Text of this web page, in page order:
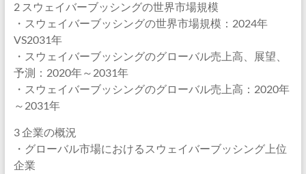
2 スウェイバーブッシングの世界市場規模
・スウェイバーブッシングの世界市場規模：2024年
VS2031年
・スウェイバーブッシングのグローバル売上高、展望、
予測：2020年～2031年
・スウェイバーブッシングのグローバル売上高：2020年
～2031年
3 企業の概況
・グローバル市場におけるスウェイバーブッシング上位
企業